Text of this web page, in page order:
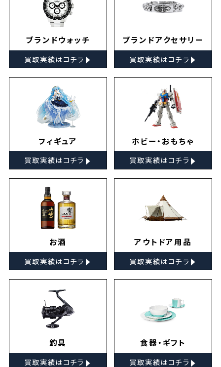
ブランドウォッチ
買取実績はコチラ ▸
ブランドアクセサリー
買取実績はコチラ ▸
フィギュア
買取実績はコチラ ▸
ホビー・おもちゃ
買取実績はコチラ ▸
お酒
買取実績はコチラ ▸
アウトドア用品
買取実績はコチラ ▸
釣具
買取実績はコチラ ▸
食器・ギフト
買取実績はコチラ ▸